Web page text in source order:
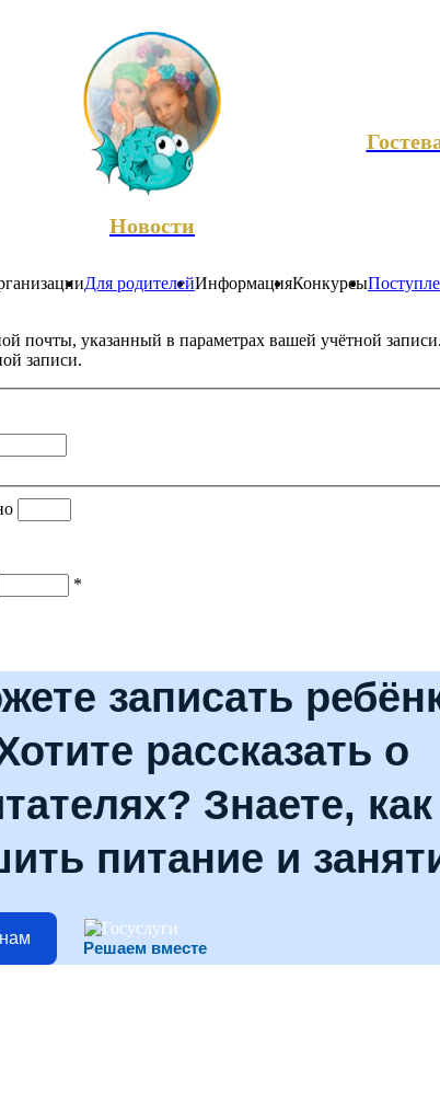
Новости
Для родителейИнформацияКонкурсы
почты, указанный в параметрах вашей учётной
записи.
*
записать
рассказать о
Знаете, как
питание и
Решаем вместе